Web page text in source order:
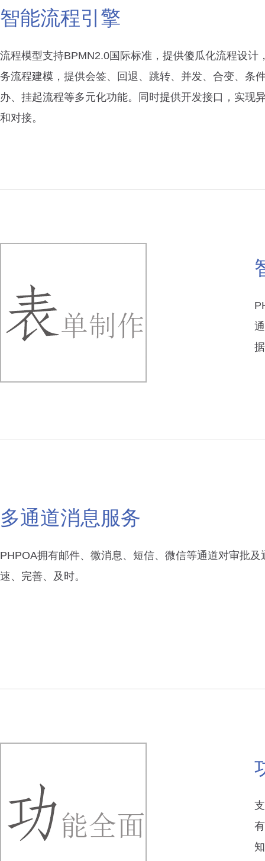
智能流程引擎
流程模型支持BPMN2.0国际标准，提供傻瓜化流程设计
务流程建模，提供会签、回退、跳转、并发、合变、条
办、挂起流程等多元化功能。同时提供开发接口，实现
和对接。
多通道消息服务
PHPOA拥有邮件、微消息、短信、微信等通道对审批及
速、完善、及时。